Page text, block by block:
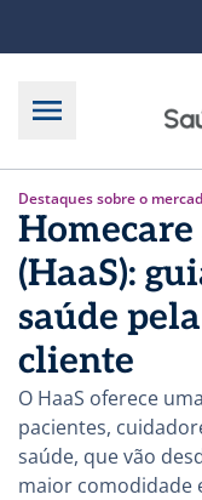
Destaques sobre o
Homecare
(HaaS):
saúde
cliente
O HaaS oferece
pacientes,
saúde, que vão
maior comodidade